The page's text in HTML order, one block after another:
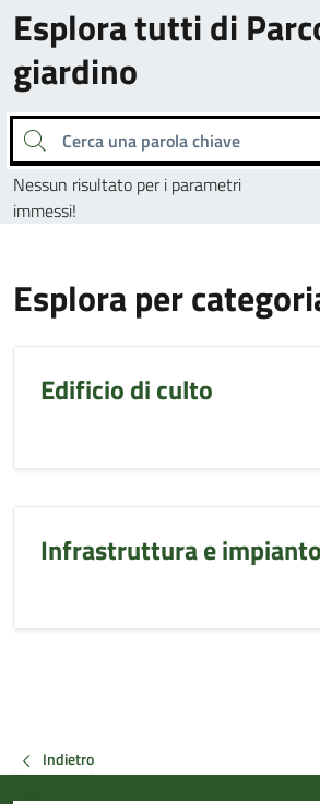
Esplora tutti di
giardino
Cerca una parola chiave
Nessun risultato per i parametri
immessi!
Esplora per
Edificio di culto
Infrastruttura e impianto
Indietro